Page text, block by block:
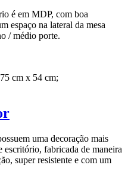
é em MDP, com boa
espaço na lateral da mesa
/ médio porte.
cm x 54 cm;
uma decoração mais
escritório, fabricada de maneira
super resistente e com um